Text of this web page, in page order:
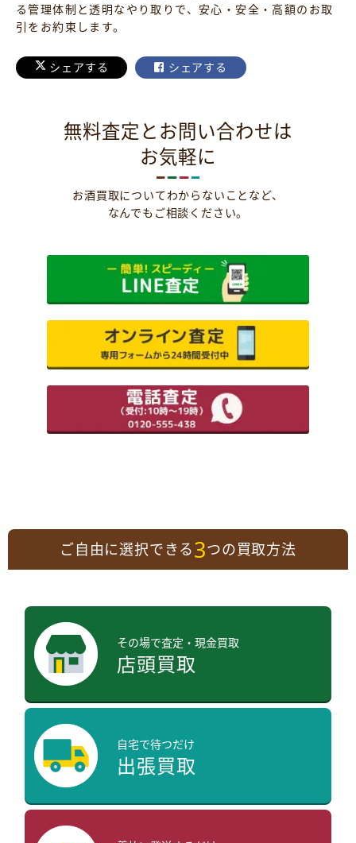
る管理体制と透明なやり取りで、安心・安全・高額のお取
引をお約束します。
シェアする シェアする
無料査定とお問い合わせは
お気軽に
お酒買取についてわからないことなど、
なんでもご相談ください。
ご自由に選択できる3つの買取方法
その場で査定・現金買取
店頭買取
自宅で待つだけ
出張買取